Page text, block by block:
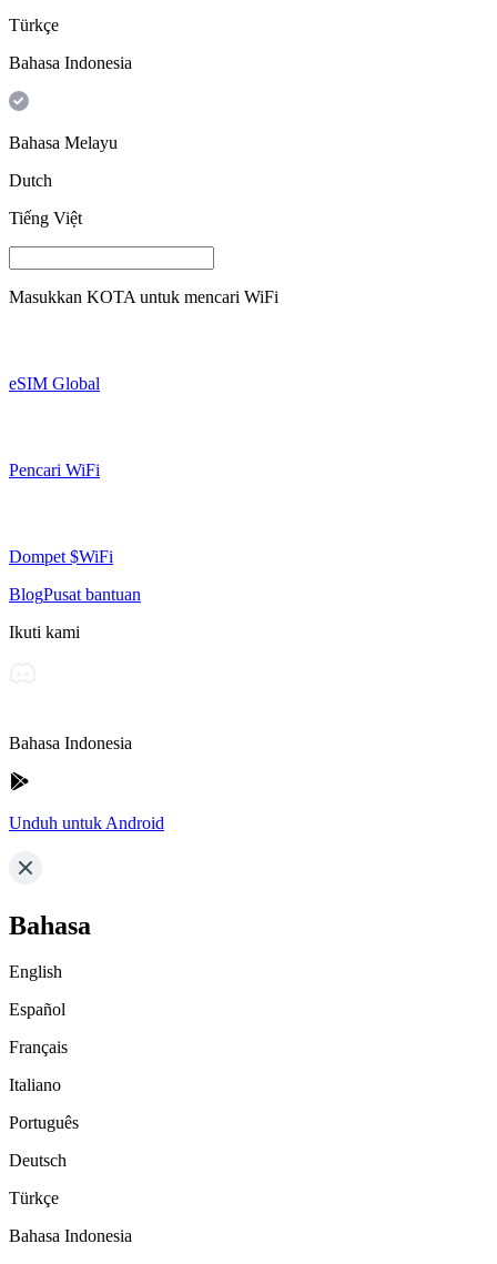
Türkçe
Bahasa Indonesia
Bahasa Melayu
Dutch
Tiếng Việt
Masukkan KOTA untuk mencari WiFi
eSIM Global
Pencari WiFi
Dompet $WiFi
BlogPusat bantuan
Ikuti kami
Bahasa Indonesia
Unduh untuk Android
Bahasa
English
Español
Français
Italiano
Português
Deutsch
Türkçe
Bahasa Indonesia